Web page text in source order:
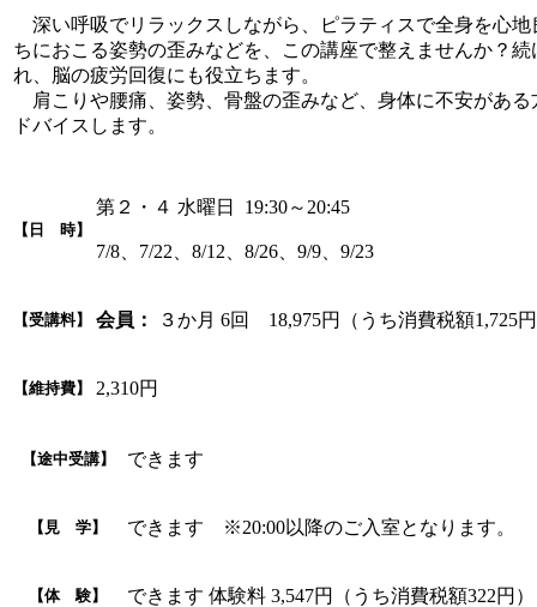
深い呼吸でリラックスしながら、ピラティスで全身を心
ちにおこる姿勢の歪みなどを、この講座で整えませんか？
れ、脳の疲労回復にも役立ちます。
肩こりや腰痛、姿勢、骨盤の歪みなど、身体に不安があ
ドバイスします。
【日 時】
第２・４ 水曜日 19:30～20:45
7/8、7/22、8/12、8/26、9/9、9/23
【受講料】 会員： ３か月 6回 18,975円（うち消費税額1,725
【維持費】 2,310円
【途中受講】 できます
【見 学】 できます ※20:00以降のご入室となります。
【体 験】 できます 体験料 3,547円（うち消費税額322円）